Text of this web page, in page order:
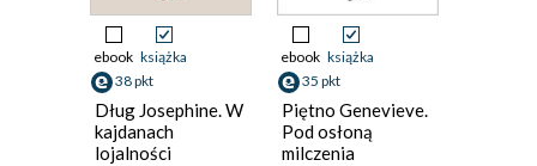
ebook książka
38 pkt
Dług Josephine. W
kajdanach
lojalności
ebook książka
35 pkt
Piętno Genevieve.
Pod osłoną
milczenia